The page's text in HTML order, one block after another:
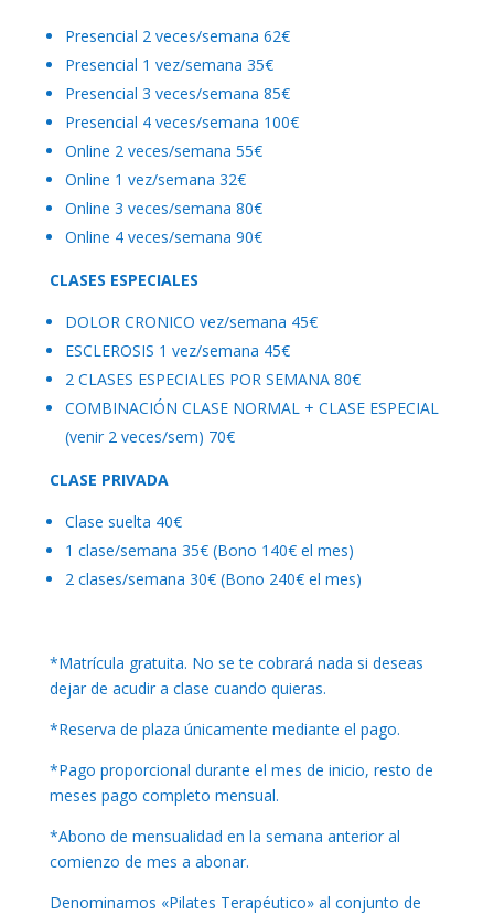
Presencial 2 veces/semana 62€
Presencial 1 vez/semana 35€
Presencial 3 veces/semana 85€
Presencial 4 veces/semana 100€
Online 2 veces/semana 55€
Online 1 vez/semana 32€
Online 3 veces/semana 80€
Online 4 veces/semana 90€
CLASES ESPECIALES
DOLOR CRONICO vez/semana 45€
ESCLEROSIS 1 vez/semana 45€
2 CLASES ESPECIALES POR SEMANA 80€
COMBINACIÓN CLASE NORMAL + CLASE ESPECIAL
(venir 2 veces/sem) 70€
CLASE PRIVADA
Clase suelta 40€
1 clase/semana 35€ (Bono 140€ el mes)
2 clases/semana 30€ (Bono 240€ el mes)
*Matrícula gratuita. No se te cobrará nada si deseas
dejar de acudir a clase cuando quieras.
*Reserva de plaza únicamente mediante el pago.
*Pago proporcional durante el mes de inicio, resto de
meses pago completo mensual.
*Abono de mensualidad en la semana anterior al
comienzo de mes a abonar.
Denominamos «Pilates Terapéutico» al conjunto de